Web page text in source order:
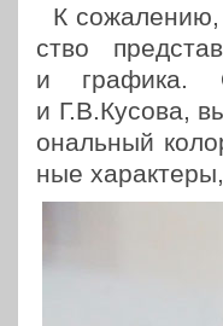
К сожа­ле­нию,
ство
и графика.
и Г.В.Кусова,
о­наль­ный
ные